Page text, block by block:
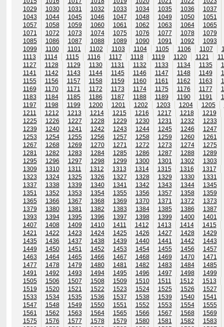
1029
1030 1031 1032 1033 1034 1035 1036
1037
1043
1044 1045 1046 1047 1048 1049 1050
1051
1057
1058 1059 1060 1061 1062 1063 1064
1065
1071
1072 1073 1074 1075 1076 1077 1078
1079
1085
1086 1087 1088 1089 1090 1091 1092
1093
1099
1100 1101 1102 1103 1104 1105 1106 1107
1113
1114 1115 1116 1117 1118 1119 1120 1121
1127
1128 1129 1130 1131 1132 1133 1134 1135
1141
1142 1143 1144 1145 1146 1147 1148 1149
1155
1156 1157 1158 1159 1160 1161 1162 1163
1169
1170 1171 1172 1173 1174 1175 1176 1177
1183
1184 1185 1186 1187 1188 1189 1190 1191
1197
1198 1199 1200 1201 1202 1203 1204 1205
1211
1212 1213 1214 1215 1216 1217 1218
1219
1225
1226 1227 1228 1229 1230 1231 1232
1233
1239
1240 1241 1242 1243 1244 1245 1246
1247
1253
1254 1255 1256 1257 1258 1259 1260
1261
1267
1268 1269 1270 1271 1272 1273 1274
1275
1281
1282 1283 1284 1285 1286 1287 1288
1289
1295
1296 1297 1298 1299 1300 1301 1302
1303
1309
1310 1311 1312 1313 1314 1315 1316
1317
1323
1324 1325 1326 1327 1328 1329 1330
1331
1337
1338 1339 1340 1341 1342 1343 1344
1345
1351
1352 1353 1354 1355 1356 1357 1358
1359
1365
1366 1367 1368 1369 1370 1371 1372
1373
1379
1380 1381 1382 1383 1384 1385 1386
1387
1393
1394 1395 1396 1397 1398 1399 1400
1401
1407
1408 1409 1410 1411 1412 1413 1414
1415
1421
1422 1423 1424 1425 1426 1427 1428
1429
1435
1436 1437 1438 1439 1440 1441 1442
1443
1449
1450 1451 1452 1453 1454 1455 1456
1457
1463
1464 1465 1466 1467 1468 1469 1470
1471
1477
1478 1479 1480 1481 1482 1483 1484
1485
1491
1492 1493 1494 1495 1496 1497 1498
1499
1505
1506 1507 1508 1509 1510 1511 1512
1513
1519
1520 1521 1522 1523 1524 1525 1526
1527
1533
1534 1535 1536 1537 1538 1539 1540
1541
1547
1548 1549 1550 1551 1552 1553 1554
1555
1561
1562 1563 1564 1565 1566 1567 1568
1569
1575
1576 1577 1578 1579 1580 1581 1582
1583